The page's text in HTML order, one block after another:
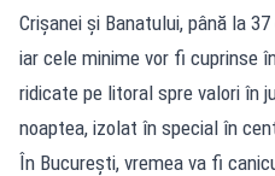
Crișanei și Banatului, până la
iar cele minime vor fi cuprinse
ridicate pe litoral spre valori în
noaptea, izolat în special în
În București, vremea va fi